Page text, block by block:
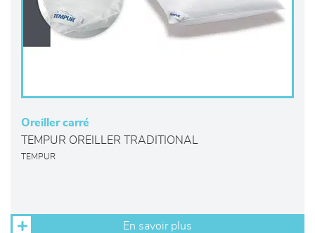
Oreiller carré
TEMPUR OREILLER TRADITIONAL
TEMPUR
En savoir plus